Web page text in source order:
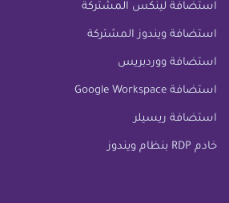
استضافة لينكس المشتركة
استضافة ويندوز المشتركة
استضافة ووردبريس
استضافة Google Workspace
استضافة ريسيلر
خادم RDP بنظام ويندوز